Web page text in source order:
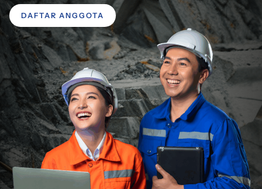
DAFTAR ANGGOTA